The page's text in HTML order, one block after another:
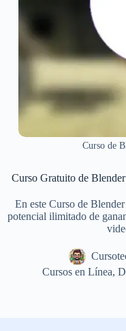
Curso de
Curso Gratuito de
En este Curso de
potencial ilimitado de
Cursos en Línea,